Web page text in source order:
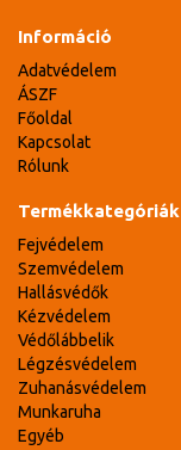
Információ
Adatvédelem
ÁSZF
Főoldal
Kapcsolat
Rólunk
Termékkategóriák
Fejvédelem
Szemvédelem
Hallásvédők
Kézvédelem
Védőlábbelik
Légzésvédelem
Zuhanásvédelem
Munkaruha
Egyéb